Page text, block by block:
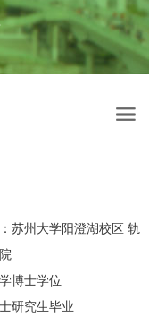
苏州大学阳澄湖校区 轨
博士学位
研究生毕业